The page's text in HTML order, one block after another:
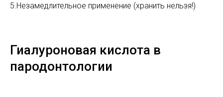
5.Незамедлительное применение (хранить нельзя!)
Гиалуроновая кислота в
пародонтологии